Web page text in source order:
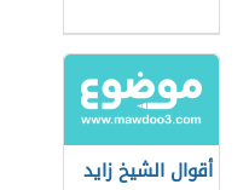
أقوال الشيخ زايد